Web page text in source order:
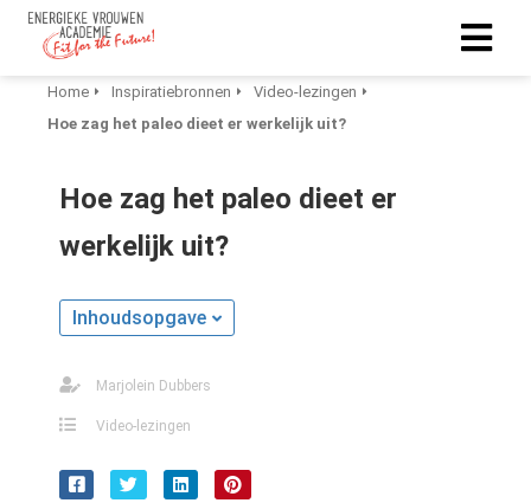
Home Inspiratiebronnen
Video-lezingen
Hoe zag het paleo dieet er werkelijk uit?
Hoe zag het paleo dieet er
werkelijk uit?
Inhoudsopgave
Marjolein Dubbers
Video-lezingen